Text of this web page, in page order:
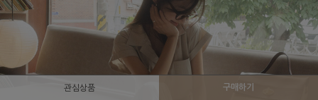
관심상품 구매하기